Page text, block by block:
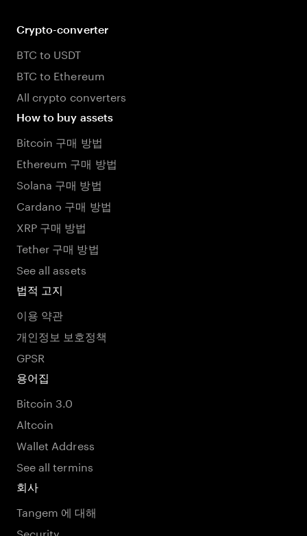
Crypto-converter
BTC to USDT
BTC to Ethereum
All crypto converters
How to buy assets
Bitcoin 구매 방법
Ethereum 구매 방법
Solana 구매 방법
Cardano 구매 방법
XRP 구매 방법
Tether 구매 방법
See all assets
법적 고지
이용 약관
개인정보 보호정책
GPSR
용어집
Bitcoin 3.0
Altcoin
Wallet Address
See all termins
회사
Tangem 에 대해
Security